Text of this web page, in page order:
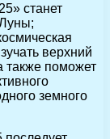
станет
верхний
также поможет
земного